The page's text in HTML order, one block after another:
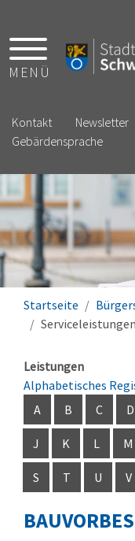
MENÜ
Kontakt Newsletter
Gebärdensprache
Startseite
Leistungen
Alphabetisches
A
B C D
J K L M
S T U V